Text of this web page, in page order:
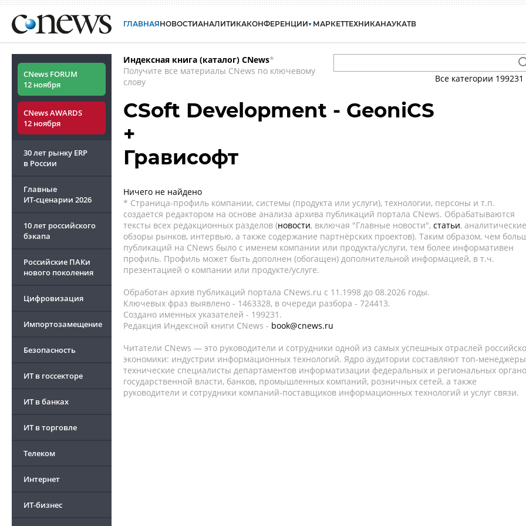
ГЛАВНАЯНОВОСТИАНАЛИТИКАКОНФЕРЕНЦИИ МАРКЕТТЕХНИКАНАУКАТВ
CNews FORUM
12 ноября
CNews AWARDS
12 ноября
30 лет рынку ERP
в России
Главные
ИТ-сценарии 2026
10 лет российского
бэкапа
Российские ПАКи
нового поколения
Цифровизация
Импортозамещение
Безопасность
ИТ в госсекторе
ИТ в банках
ИТ в торговле
Телеком
Интернет
ИТ-бизнес
Индексная книга (каталог) CNews*
Получите все материалы CNews по ключевому
слову
Все категории 199231
CSoft Development - GeoniCS
+
Грависофт
Ничего не найдено
* Страница-профиль компании, системы (продукта или услуги), технологии, персоны и т.п.
создается редактором на основе анализа архива публикаций портала CNews. Обрабатываются
тексты всех редакционных разделов (новости, включая "Главные новости", статьи, аналитические
обзоры рынков, интервью, а также содержание партнёрских проектов). Таким образом, чем
публикаций на CNews было с именем компании или продукта/услуги, тем более информативен
профиль. Профиль может быть дополнен (обогащен) дополнительной информацией, в т.ч.
презентацией о компании или продукте/услуге.
Обработан архив публикаций портала CNews.ru c 11.1998 до 08.2026 годы.
Ключевых фраз выявлено - 1463328, в очереди разбора - 724413.
Создано именных указателей - 199231.
Редакция Индексной книги CNews - book@cnews.ru
Читатели CNews — это руководители и сотрудники одной из самых успешных отраслей
экономики: индустрии информационных технологий. Ядро аудитории составляют топ-
технические специалисты департаментов информатизации федеральных и региональных
государственной власти, банков, промышленных компаний, розничных сетей, а также
руководители и сотрудники компаний-поставщиков информационных технологий и услуг связи.